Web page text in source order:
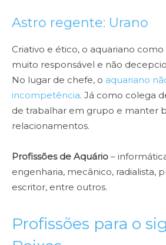
Astro regente: Urano
Criativo e ético, o aquariano
muito responsável e não
No lugar de chefe, o aquariano
incompetência. Já como colega
de trabalhar em grupo e manter
relacionamentos.
Profissões de Aquário –
engenharia, mecânico, radialista,
escritor, entre outros.
Profissões para o